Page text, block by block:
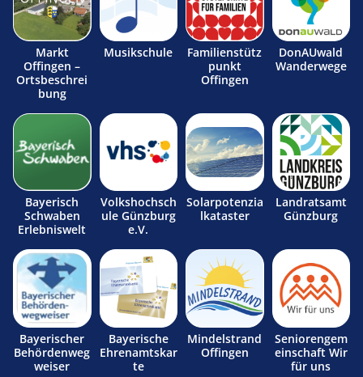
Markt
Offingen –
Ortsbeschrei
bung
Musikschule
Familienstütz
punkt
Offingen
DonAUwald
Wanderwege
Bayerisch
Schwaben
Erlebniswelt
Volkshochsch
ule Günzburg
e.V.
Solarpotenzia
lkataster
Landratsamt
Günzburg
Bayerischer
Behördenweg
weiser
Bayerische
Ehrenamtskar
te
Mindelstrand
Offingen
Seniorengem
einschaft Wir
für uns